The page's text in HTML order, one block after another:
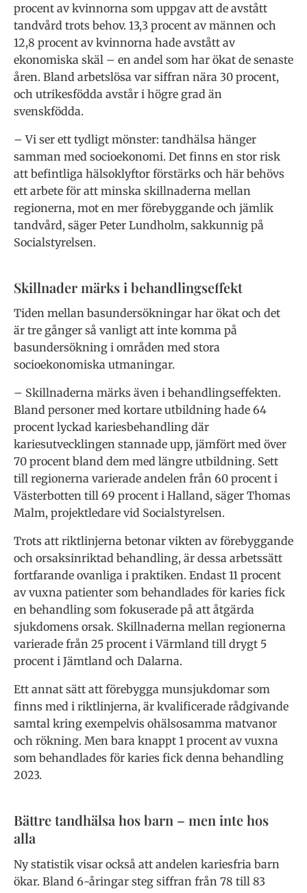
procent av kvinnorna som uppgav att de avstått
tandvård trots behov. 13,3 procent av männen och
12,8 procent av kvinnorna hade avstått av
ekonomiska skäl – en andel som har ökat de senaste
åren. Bland arbetslösa var siffran nära 30 procent,
och utrikesfödda avstår i högre grad än
svenskfödda.
– Vi ser ett tydligt mönster: tandhälsa hänger
samman med socioekonomi. Det finns en stor risk
att befintliga hälsoklyftor förstärks och här behövs
ett arbete för att minska skillnaderna mellan
regionerna, mot en mer förebyggande och jämlik
tandvård, säger Peter Lundholm, sakkunnig på
Socialstyrelsen.
Skillnader märks i behandlingseffekt
Tiden mellan basundersökningar har ökat och det
är tre gånger så vanligt att inte komma på
basundersökning i områden med stora
socioekonomiska utmaningar.
– Skillnaderna märks även i behandlingseffekten.
Bland personer med kortare utbildning hade 64
procent lyckad kariesbehandling där
kariesutvecklingen stannade upp, jämfört med över
70 procent bland dem med längre utbildning. Sett
till regionerna varierade andelen från 60 procent i
Västerbotten till 69 procent i Halland, säger Thomas
Malm, projektledare vid Socialstyrelsen.
Trots att riktlinjerna betonar vikten av förebyggande
och orsaksinriktad behandling, är dessa arbetssätt
fortfarande ovanliga i praktiken. Endast 11 procent
av vuxna patienter som behandlades för karies fick
en behandling som fokuserade på att åtgärda
sjukdomens orsak. Skillnaderna mellan regionerna
varierade från 25 procent i Värmland till drygt 5
procent i Jämtland och Dalarna.
Ett annat sätt att förebygga munsjukdomar som
finns med i riktlinjerna, är kvalificerade rådgivande
samtal kring exempelvis ohälsosamma matvanor
och rökning. Men bara knappt 1 procent av vuxna
som behandlades för karies fick denna behandling
2023.
Bättre tandhälsa hos barn – men inte hos
alla
Ny statistik visar också att andelen kariesfria barn
ökar. Bland 6-åringar steg siffran från 78 till 83